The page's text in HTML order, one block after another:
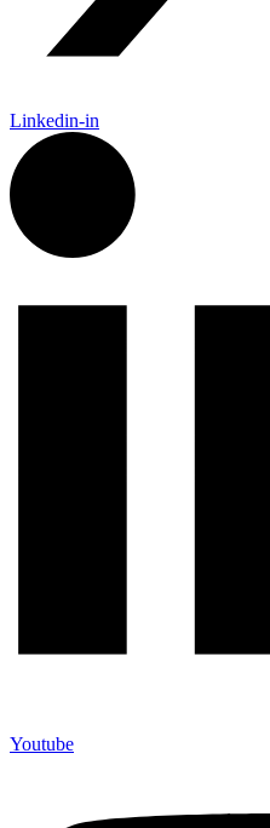
Linkedin-in
Youtube